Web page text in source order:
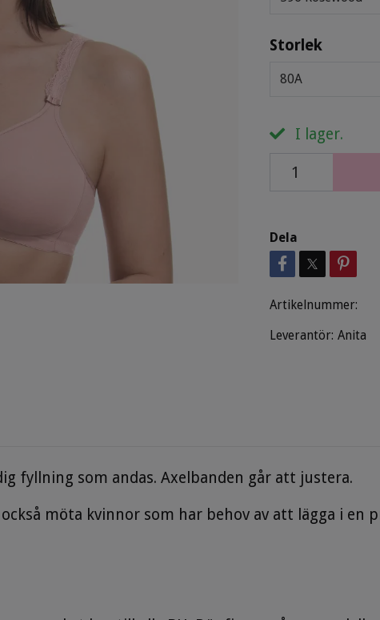
Storlek
80A
I lager.
Dela
Artikelnummer:
Leverantör: Anita
fyllning som andas. Axelbanden går att justera.
möta kvinnor som har behov av att lägga i en